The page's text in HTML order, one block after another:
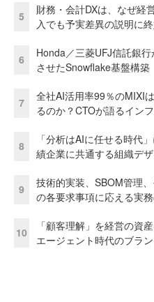
5
財務・会計DXは、なぜ
入でも予実差異の説明に
6
Honda／三菱UFJ信託銀行
させたSnowflake基盤構築
7
全社AI活用率99％のMIXI
るのか？CTOが語るイン
8
「分析はAIに任せる時代
績企業に共通する組織デ
9
技術的実装、SBOM管理
の各要求事項に応える実
10
「顧客理解」を経営の資
エージェント時代のブラ